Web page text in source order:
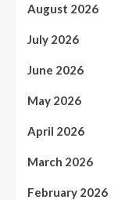
August 2026
July 2026
June 2026
May 2026
April 2026
March 2026
February 2026